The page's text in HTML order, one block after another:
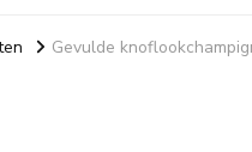
Gevulde